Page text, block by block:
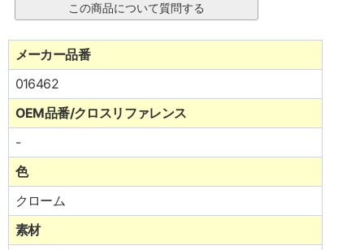
メーカー品番
016462
OEM品番/クロスリファレンス
-
色
クローム
素材